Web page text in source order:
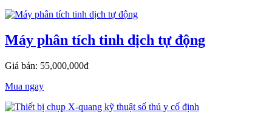
Máy phân tích tinh dịch tự động
Giá bán: 55,000,000đ
Mua ngay